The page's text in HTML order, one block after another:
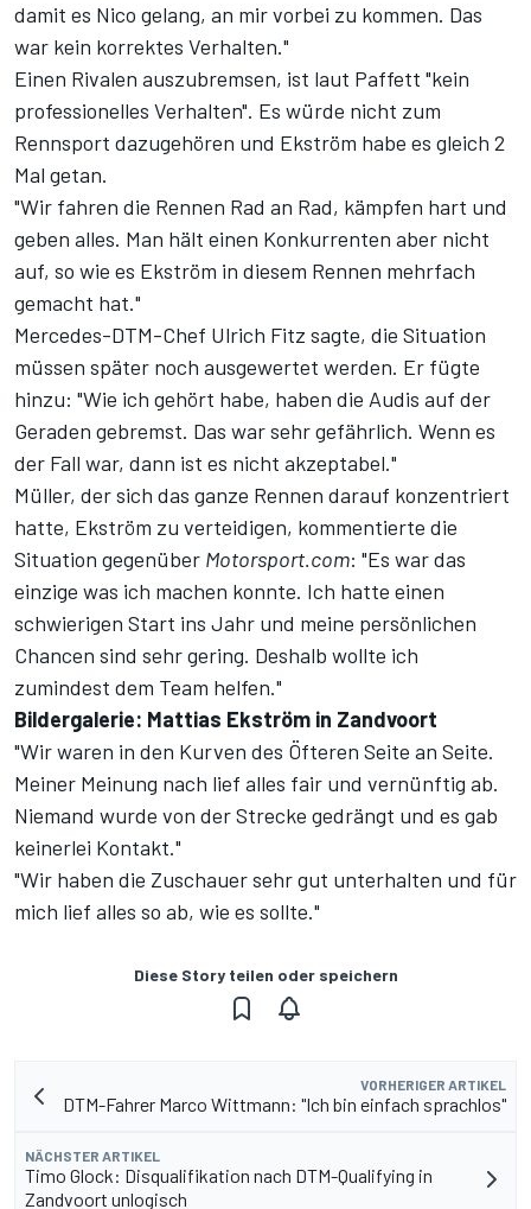
damit es Nico gelang, an mir vorbei zu kommen. Das
war kein korrektes Verhalten."
Einen Rivalen auszubremsen, ist laut Paffett "kein
professionelles Verhalten". Es würde nicht zum
Rennsport dazugehören und Ekström habe es gleich 2
Mal getan.
"Wir fahren die Rennen Rad an Rad, kämpfen hart und
geben alles. Man hält einen Konkurrenten aber nicht
auf, so wie es Ekström in diesem Rennen mehrfach
gemacht hat."
Mercedes-DTM-Chef Ulrich Fitz sagte, die Situation
müssen später noch ausgewertet werden. Er fügte
hinzu: "Wie ich gehört habe, haben die Audis auf der
Geraden gebremst. Das war sehr gefährlich. Wenn es
der Fall war, dann ist es nicht akzeptabel."
Müller, der sich das ganze Rennen darauf konzentriert
hatte, Ekström zu verteidigen, kommentierte die
Situation gegenüber Motorsport.com: "Es war das
einzige was ich machen konnte. Ich hatte einen
schwierigen Start ins Jahr und meine persönlichen
Chancen sind sehr gering. Deshalb wollte ich
zumindest dem Team helfen."
Bildergalerie: Mattias Ekström in Zandvoort
"Wir waren in den Kurven des Öfteren Seite an Seite.
Meiner Meinung nach lief alles fair und vernünftig ab.
Niemand wurde von der Strecke gedrängt und es gab
keinerlei Kontakt."
"Wir haben die Zuschauer sehr gut unterhalten und für
mich lief alles so ab, wie es sollte."
Diese Story teilen oder speichern
VORHERIGER ARTIKEL
DTM-Fahrer Marco Wittmann: "Ich bin einfach sprachlos"
NÄCHSTER ARTIKEL
Timo Glock: Disqualifikation nach DTM-Qualifying in
Zandvoort unlogisch